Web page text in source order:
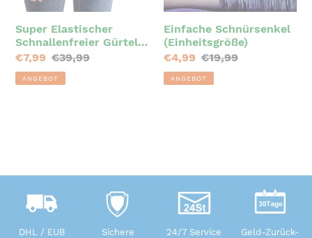
Herren
Super Elastischer
Schnallenfreier Gürtel
für Damen und Herren
Sonderpreis
€7,99 Normaler
Preis
€39,99
ANGEBOT
Einfache Schnürsenkel
(Einheitsgröße)
Sonderpreis
€4,99 Normaler
Preis
€19,99
ANGEBOT
DHL / EUB
Sichere
24/7 Service
Geld-Zurück-